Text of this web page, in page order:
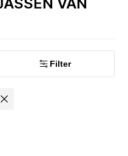
VAN
Filter